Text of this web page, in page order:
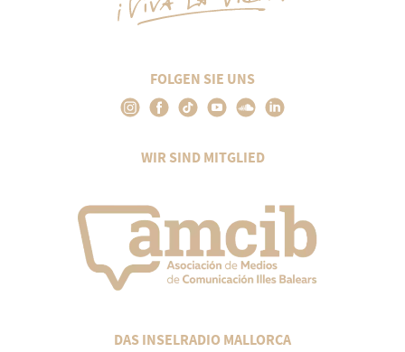
FOLGEN SIE UNS
WIR SIND MITGLIED
DAS INSELRADIO MALLORCA